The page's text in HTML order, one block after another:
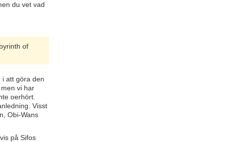
du vet vad
of
i att göra den
vi har
oerhört.
Visst
Obi-Wans
på Sifos